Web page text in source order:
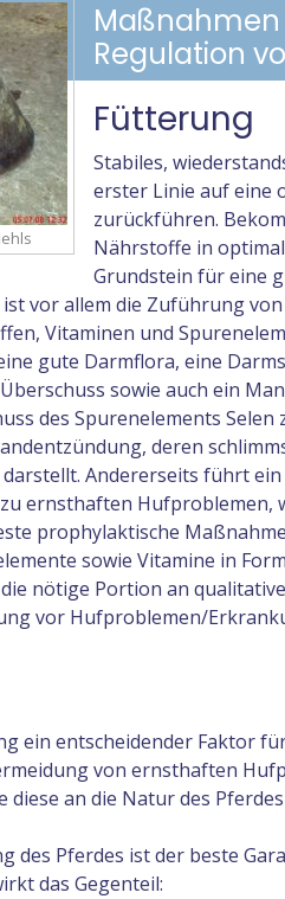
Regulation
Fütterung
Stabiles,
erster Linie auf eine
zurückführen.
Nährstoffe in
Grundstein für eine
vor allem die Zuführung
Vitaminen und
gute Darmflora, eine
sowie auch ein
des Spurenelements
deren
darstellt. Andererseits führt
ernsthaften Hufproblemen,
prophylaktische
sowie Vitamine in
nötige Portion an
vor Hufproblemen/
ein entscheidender Faktor
von ernsthaften
diese an die Natur des
des Pferdes ist der beste
das Gegenteil: